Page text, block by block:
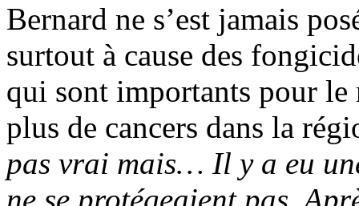
Bernard ne s’est jamais
surtout à cause des
qui sont importants pour le
plus de cancers dans la
pas vrai mais… Il y a eu
ne se protégeaient pas.